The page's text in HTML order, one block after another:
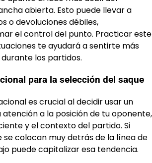
abierta. Esto puede llevar a
o devoluciones débiles,
el control del punto. Practicar este
te ayudará a sentirte más
los partidos.
para la selección del saque
es crucial al decidir usar un
atención a la posición de tu oponente,
y el contexto del partido. Si
colocan muy detrás de la línea de
puede capitalizar esa tendencia.